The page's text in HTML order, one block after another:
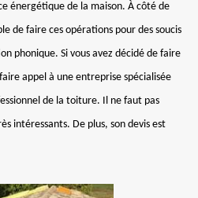
énergétique de la maison. À côté de
de faire ces opérations pour des soucis
phonique. Si vous avez décidé de faire
appel à une entreprise spécialisée
de la toiture. Il ne faut pas
intéressants. De plus, son devis est